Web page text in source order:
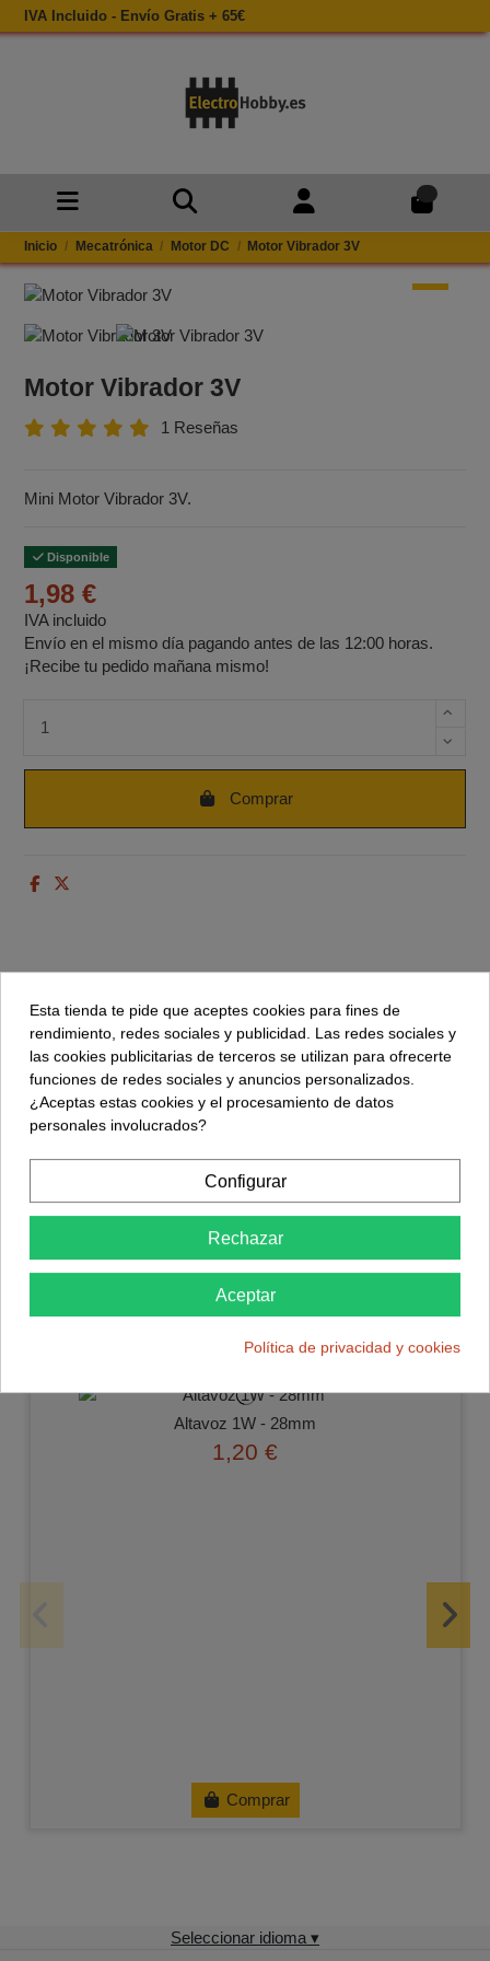
IVA Incluido - Envío Gratis + 65€
Inicio Mecatrónica Motor DC Motor Vibrador 3V
Motor Vibrador 3V
1 Reseñas
Mini Motor Vibrador 3V.
Disponible
1,98 €
IVA incluido
Envío en el mismo día pagando antes de las 12:00 horas.
¡Recibe tu pedido mañana mismo!
Comprar
Detalles del producto
Reviews (1)
Mini Motor Vibrador 3V sin nucleo con cables soldados.
Consumo: 90 a 120 mA
Medidas: 11,5 x 5 mm
Otros clientes compraron también:
Altavoz 1W - 28mm
1,20 €
Comprar
Seleccionar idioma ▾
Esta tienda te pide que aceptes cookies para fines de
rendimiento, redes sociales y publicidad. Las redes sociales y
las cookies publicitarias de terceros se utilizan para ofrecerte
funciones de redes sociales y anuncios personalizados.
¿Aceptas estas cookies y el procesamiento de datos
personales involucrados?
Configurar
Rechazar
Aceptar
Política de privacidad y cookies